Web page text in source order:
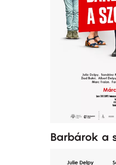
Barbárok a